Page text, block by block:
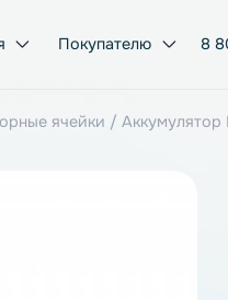
Покупателю
ячейки/